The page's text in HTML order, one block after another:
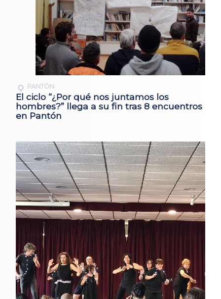
PANTÓN
El ciclo “¿Por qué nos juntamos los
hombres?” llega a su fin tras 8 encuentros
en Pantón